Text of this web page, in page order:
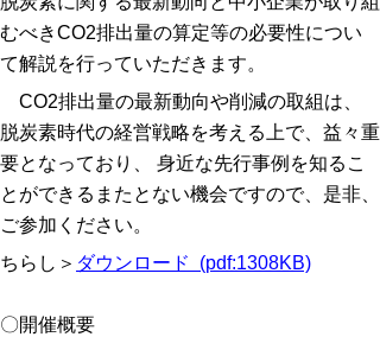
むべきCO2排出量の算定等の必要性につい
て解説を行っていただきます。
CO2排出量の最新動向や削減の取組は、
脱炭素時代の経営戦略を考える上で、益々重
要となっており、 身近な先行事例を知るこ
とができるまたとない機会ですので、是非、
ご参加ください。
ちらし＞ ダウンロード (pdf:1308KB)
〇開催概要